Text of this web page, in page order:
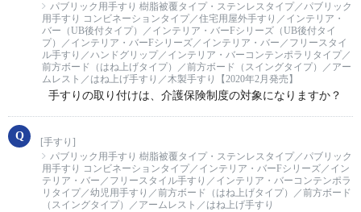
パブリック用手すり 樹脂被覆タイプ・ステンレスタイプ／パブリック
用手すり コンビネーションタイプ／住宅用屋外手すり／インテリア・
バー（UB後付タイプ）／インテリア・バーFシリーズ（UB後付タイ
プ）／インテリア・バーFシリーズ／インテリア・バー／フリースタイ
ル手すり／ハンドグリップ／インテリア・バーコンテンポラリタイプ／
前方ボード（はね上げタイプ）／前方ボード（スイングタイプ）／アー
ムレスト／はね上げ手すり／木製手すり【2020年2月発売】
手すりの取り付けは、介護保険制度の対象になりますか？
[手すり]
パブリック用手すり 樹脂被覆タイプ・ステンレスタイプ／パブリック
用手すり コンビネーションタイプ／インテリア・バーFシリーズ／イン
テリア・バー／フリースタイル手すり／インテリア・バーコンテンポラ
リタイプ／幼児用手すり／前方ボード（はね上げタイプ）／前方ボード
（スイングタイプ）／アームレスト／はね上げ手すり